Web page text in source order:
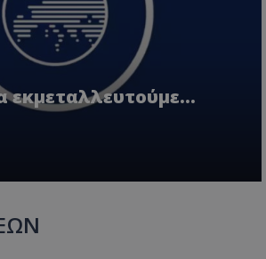
εκμεταλλευτούμε...